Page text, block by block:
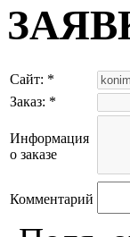
Сайт: *
Заказ: *
Информация
о заказе
Комментарий